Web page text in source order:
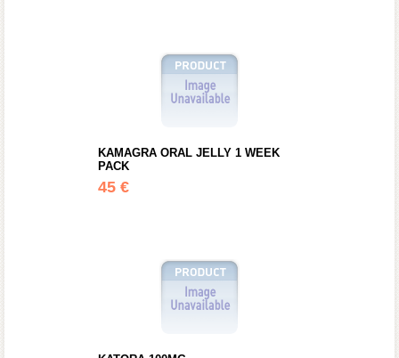
KAMAGRA ORAL JELLY 1 WEEK
PACK
45 €